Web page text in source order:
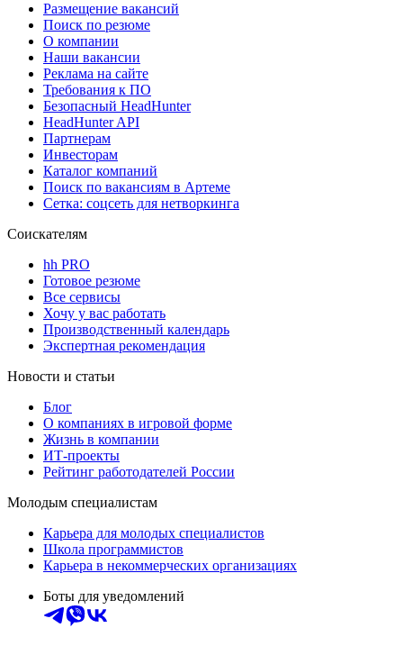
Размещение вакансий
Поиск по резюме
О компании
Наши вакансии
Реклама на сайте
Требования к ПО
Безопасный HeadHunter
HeadHunter API
Партнерам
Инвесторам
Каталог компаний
Поиск по вакансиям в Артеме
Сетка: соцсеть для нетворкинга
Соискателям
hh PRO
Готовое резюме
Все сервисы
Хочу у вас работать
Производственный календарь
Экспертная рекомендация
Новости и статьи
Блог
О компаниях в игровой форме
Жизнь в компании
ИТ-проекты
Рейтинг работодателей России
Молодым специалистам
Карьера для молодых специалистов
Школа программистов
Карьера в некоммерческих организациях
Боты для уведомлений